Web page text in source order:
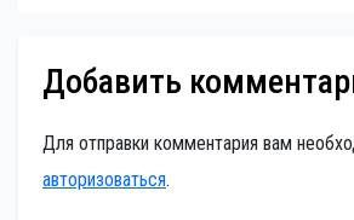
Добавить
Для отправки комментария вам
авторизоваться.